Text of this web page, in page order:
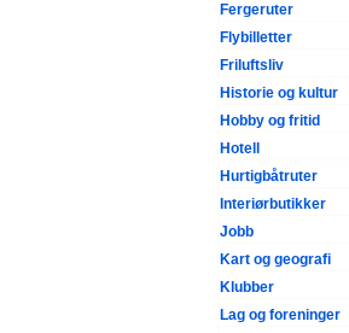
Fergeruter
Flybilletter
Friluftsliv
Historie og kultur
Hobby og fritid
Hotell
Hurtigbåtruter
Interiørbutikker
Jobb
Kart og geografi
Klubber
Lag og foreninger